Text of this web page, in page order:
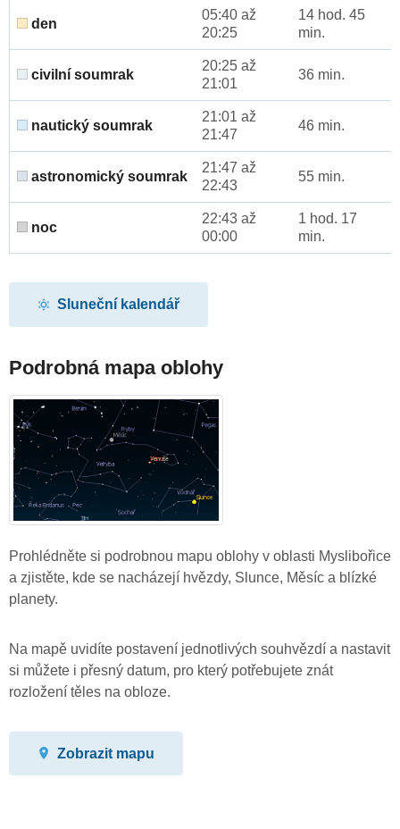
den
05:40 až
20:25
14 hod. 45
min.
civilní soumrak
20:25 až
21:01
36 min.
nautický soumrak
21:01 až
21:47
46 min.
astronomický soumrak
21:47 až
22:43
55 min.
noc
22:43 až
00:00
1 hod. 17
min.
Sluneční kalendář
Podrobná mapa oblohy
Prohlédněte si podrobnou mapu oblohy v oblasti Myslibořice
a zjistěte, kde se nacházejí hvězdy, Slunce, Měsíc a blízké
planety.
Na mapě uvidíte postavení jednotlivých souhvězdí a nastavit
si můžete i přesný datum, pro který potřebujete znát
rozložení těles na obloze.
Zobrazit mapu